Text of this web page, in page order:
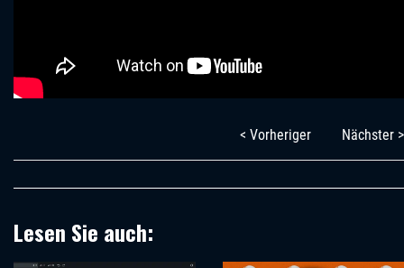
< Vorheriger Nächster >
Lesen Sie auch: